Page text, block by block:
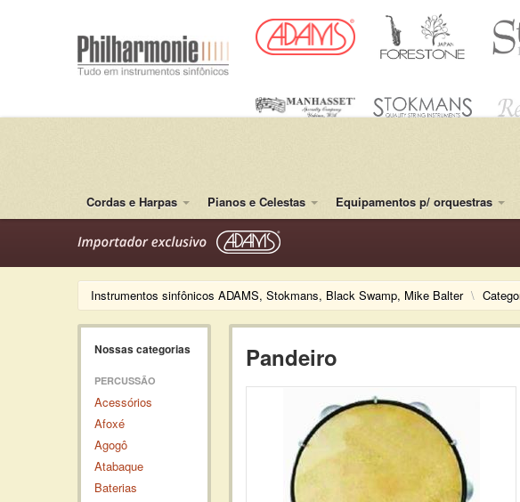
Cordas e Harpas
Pianos e Celestas Equipamentos p/ orquestras
Instrumentos sinfônicos ADAMS, Stokmans, Black Swamp, Mike Balter \
Nossas categorias
PERCUSSÃO
Acessórios
Afoxé
Agogô
Atabaque
Baterias
Pandeiro